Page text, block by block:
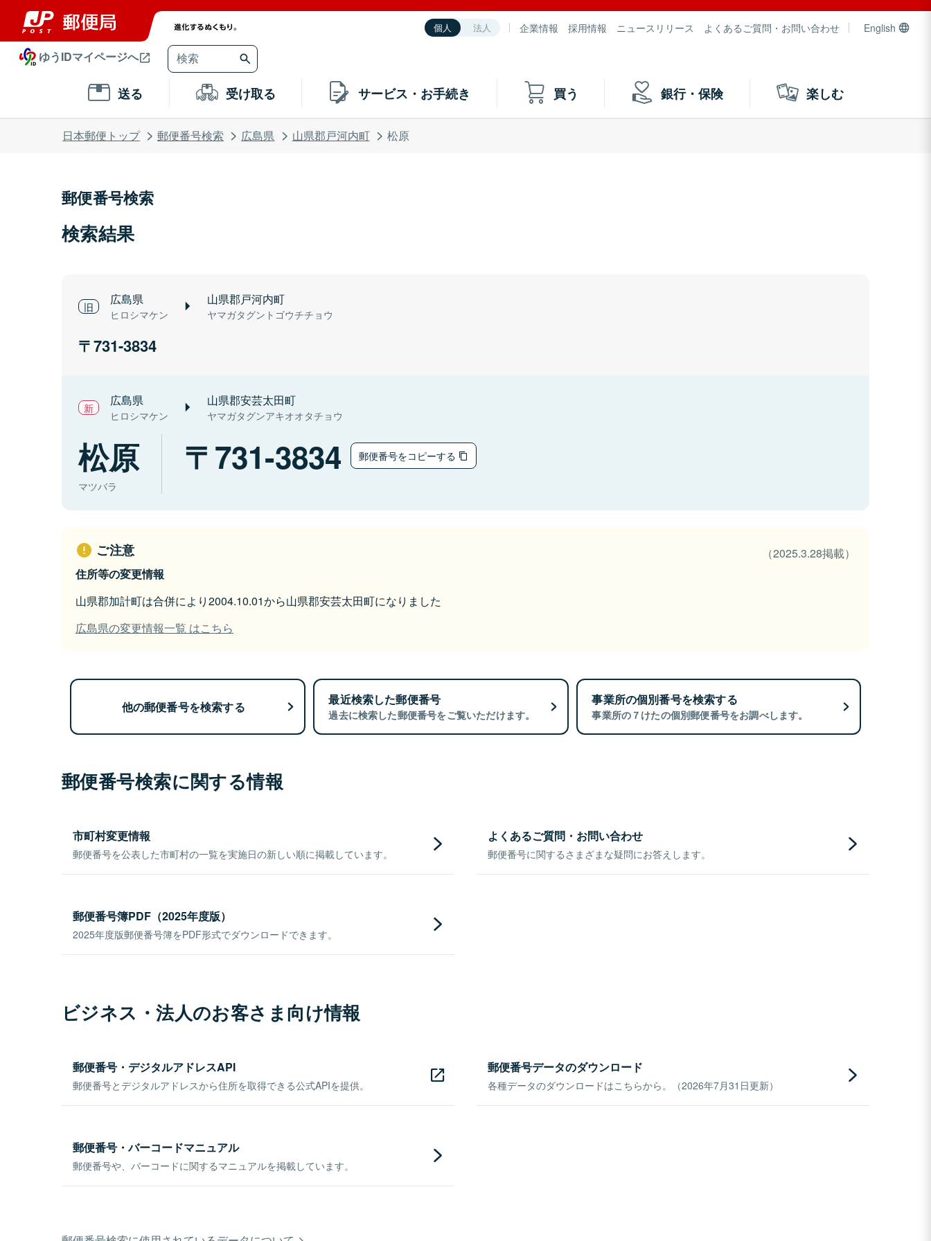
個人 法人 企業情報 採用情報 ニュースリリース よくあるご質問・お問い合わせ English
ゆうIDマイページへ
送る 受け取る サービス・お手続き 買う 銀行・保険 楽しむ
日本郵便トップ 郵便番号検索 広島県 山県郡戸河内町 松原
郵便番号検索
検索結果
広島県
ヒロシマケン
山県郡戸河内町
ヤマガタグントゴウチチョウ
731-3834
広島県
ヒロシマケン
山県郡安芸太田町
ヤマガタグンアキオオタチョウ
松原
マツバラ
731-3834 郵便番号をコピーする
ご注意
（2025.3.28掲載）
住所等の変更情報
山県郡加計町は合併により2004.10.01から山県郡安芸太田町になりました
広島県の変更情報一覧 はこちら
他の郵便番号を検索する 最近検索した郵便番号
過去に検索した郵便番号をご覧いただけます。
事業所の個別番号を検索する
事業所の７けたの個別郵便番号をお調べします。
郵便番号検索に関する情報
市町村変更情報
郵便番号を公表した市町村の一覧を実施日の新しい順に掲載しています。
よくあるご質問・お問い合わせ
郵便番号に関するさまざまな疑問にお答えします。
郵便番号簿PDF（2025年度版）
2025年度版郵便番号簿をPDF形式でダウンロードできます。
ビジネス・法人のお客さま向け情報
郵便番号・デジタルアドレスAPI
郵便番号とデジタルアドレスから住所を取得できる公式APIを提供。
郵便番号データのダウンロード
各種データのダウンロードはこちらから。（2026年7月31日更新）
郵便番号・バーコードマニュアル
郵便番号や、バーコードに関するマニュアルを掲載しています。